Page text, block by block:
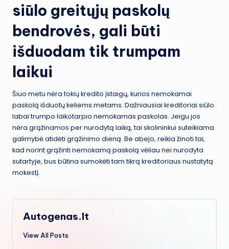
siūlo greitųjų paskolų
bendrovės, gali būti
išduodam tik trumpam
laikui
Šiuo metu nėra tokių kredito įstaigų, kurios nemokamai
paskolą išduotų keliems metams. Dažniausiai kreditoriai siūlo
labai trumpo laikotarpio nemokamas paskolas. Jeigu jos
nėra grąžinamos per nurodytą laiką, tai skolininkui suteikiama
galimybė atidėti grąžinimo dieną. Be abejo, reikia žinoti tai,
kad norint grąžinti nemokamą paskolą vėliau nei nurodyta
sutartyje, bus būtina sumokėti tam tikrą kreditoriaus nustatytą
mokestį.
Autogenas.lt
View All Posts